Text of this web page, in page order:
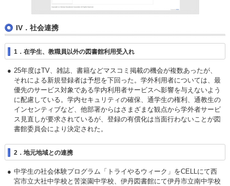
IV．社会連携
1．在学生、教職員以外の図書館利用受入れ
25年度はTV、雑誌、書籍などマスコミ掲載の機会が複数あったが、
それによる新規登録者は予想を下回った。学外利用者については、最
優先のサービス対象である学内利用者サービスへ影響を与えないよう
に配慮している。学内セキュリティの確保、通学生の権利、通教生の
インセンティブなど、他部署からはさまざまな観点から学外者サービ
ス見直しが要求されているが、登録の有償化は当面行わないことが図
書館委員会により決定された。
2．地元地域との連携
中学生の社会体験プログラム「トライやるウィーク」をCELLにて西
宮市立大社中学校と苦楽園中学校、伊丹図書館にて伊丹市立南中学校